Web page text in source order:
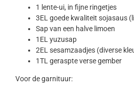
1 lente-ui, in fijne ringetjes
3EL goede kwaliteit sojasaus
Sap van een halve limoen
1EL yuzusap
2EL sesamzaadjes (diverse
1TL geraspte verse gember
Voor de garnituur: